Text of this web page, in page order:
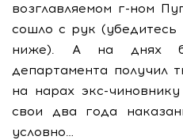
возглавляемом г-ном
сошло с рук (убедитесь
ниже). А на днях
департамента получил
на нарах экс-
свои два года
условно…